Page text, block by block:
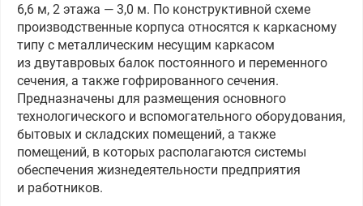
6,6 м, 2 этажа — 3,0 м. По конструктивной схеме
производственные корпуса относятся к каркасному
типу с металлическим несущим каркасом
из двутавровых балок постоянного и переменного
сечения, а также гофрированного сечения.
Предназначены для размещения основного
технологического и вспомогательного оборудования,
бытовых и складских помещений, а также
помещений, в которых располагаются системы
обеспечения жизнедеятельности предприятия
и работников.